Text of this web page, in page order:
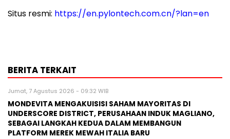
Situs resmi: https://en.pylontech.com.cn/?lan=en
BERITA TERKAIT
Jumat, 7 Agustus 2026 - 09:32 WIB
MONDEVITA MENGAKUISISI SAHAM MAYORITAS DI
UNDERSCORE DISTRICT, PERUSAHAAN INDUK MAGLIANO,
SEBAGAI LANGKAH KEDUA DALAM MEMBANGUN
PLATFORM MEREK MEWAH ITALIA BARU